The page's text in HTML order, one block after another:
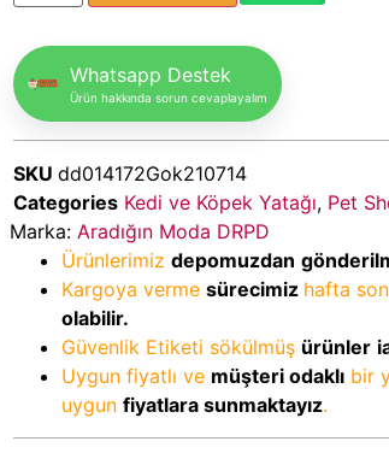
Whatsapp Destek
Ürün hakkında sorun cevaplayalım
SKU dd014172Gok210714
Categories Kedi ve Köpek Yatağı, Pet
Marka: Aradığın Moda DRPD
Ürünlerimiz depomuzdan
Kargoya verme sürecimiz hafta
olabilir.
Güvenlik Etiketi sökülmüş ürünler
Uygun fiyatlı ve müşteri odaklı bir
uygun fiyatlara sunmaktayız.